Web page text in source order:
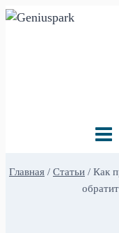
Перейти
Главная / Статьи / Как